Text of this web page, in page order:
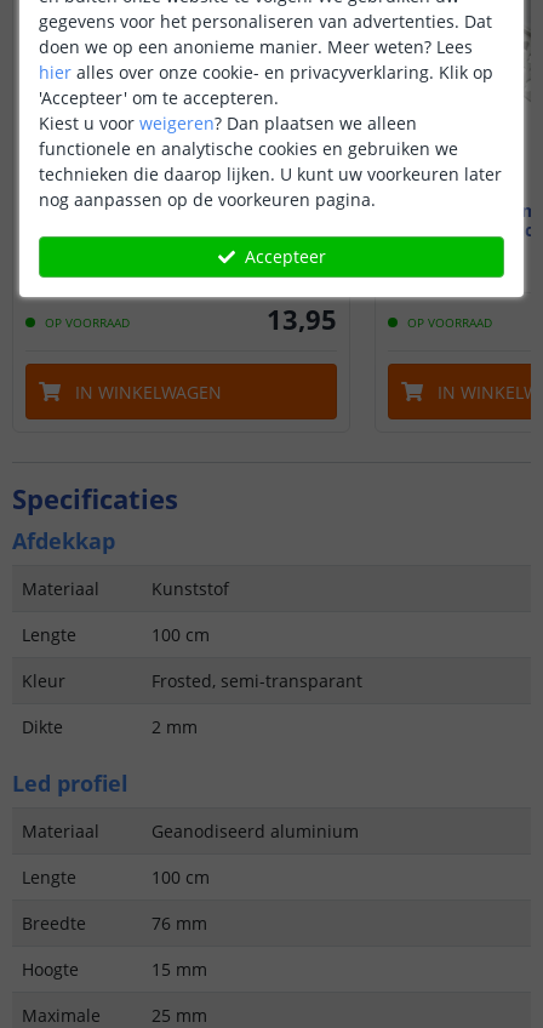
1M - Compleet profiel
reviews)
OP VOORRAAD 13,95
IN WINKELWAGEN
1,5M -
OP VOORRAAD
IN
Specificaties
Afdekkap
Materiaal
Kunststof
Lengte
100 cm
Kleur
Frosted, semi-transparant
Dikte
2 mm
Led profiel
Materiaal
Geanodiseerd aluminium
Lengte
100 cm
Breedte
76 mm
Hoogte
15 mm
Maximale
25 mm
gegevens voor het personaliseren van advertenties. Dat
doen we op een anonieme manier. Meer weten? Lees
hier alles over onze cookie- en privacyverklaring. Klik op
'Accepteer' om te accepteren.
Kiest u voor weigeren? Dan plaatsen we alleen
functionele en analytische cookies en gebruiken we
technieken die daarop lijken. U kunt uw voorkeuren later
nog aanpassen op de voorkeuren pagina.
Accepteer